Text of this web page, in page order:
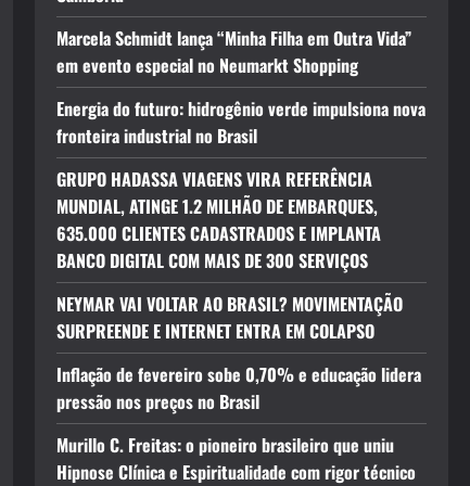
Marcela Schmidt lança “Minha Filha em Outra Vida”
em evento especial no Neumarkt Shopping
Energia do futuro: hidrogênio verde impulsiona nova
fronteira industrial no Brasil
GRUPO HADASSA VIAGENS VIRA REFERÊNCIA
MUNDIAL, ATINGE 1.2 MILHÃO DE EMBARQUES,
635.000 CLIENTES CADASTRADOS E IMPLANTA
BANCO DIGITAL COM MAIS DE 300 SERVIÇOS
NEYMAR VAI VOLTAR AO BRASIL? MOVIMENTAÇÃO
SURPREENDE E INTERNET ENTRA EM COLAPSO
Inflação de fevereiro sobe 0,70% e educação lidera
pressão nos preços no Brasil
Murillo C. Freitas: o pioneiro brasileiro que uniu
Hipnose Clínica e Espiritualidade com rigor técnico